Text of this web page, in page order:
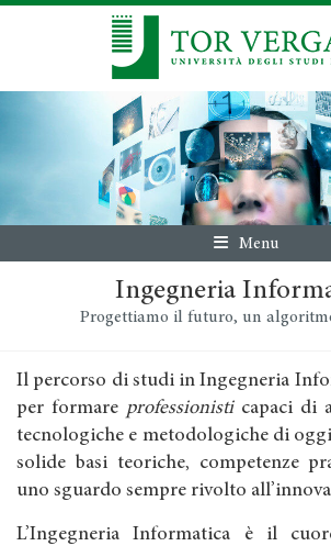
Menu
Ingegneria
Progettiamo il futuro, un
Il percorso di studi in Ingegneria
per formare professionisticapaci di
tecnologiche e metodologiche di
solide basi teoriche, competenze
uno sguardo sempre rivolto
L’Ingegneria Informatica è il